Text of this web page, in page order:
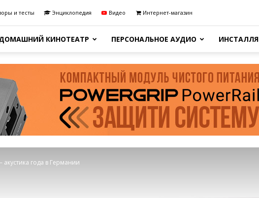
и тесты Энциклопедия Видео Интернет-магазин
КИНОТЕАТР ПЕРСОНАЛЬНОЕ АУДИО
акустика года в Германии